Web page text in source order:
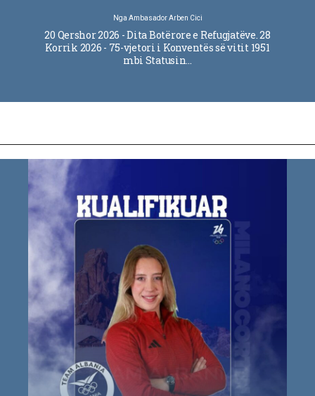
Nga Ambasador Arben Cici
20 Qershor 2026 - Dita Botërore e Refugjatëve. 28
Korrik 2026 - 75-vjetori i Konventës së vitit 1951
mbi Statusin…